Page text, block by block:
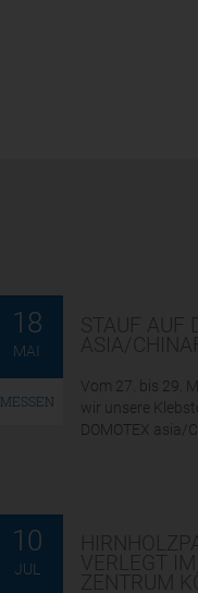
18
MAI
MESSEN
Vom 27. bis 29.
wir unsere
DOMOTEX asia/
10
JUL